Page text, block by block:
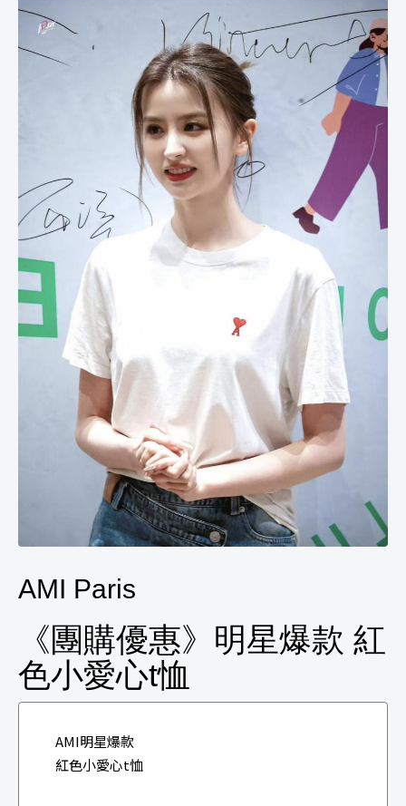
AMI Paris
《團購優惠》明星爆款 紅
色小愛心t恤
AMI明星爆款
紅色小愛心t恤